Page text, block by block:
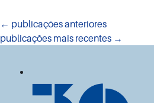
Navegação
por
posts
← publicações anteriores
publicações mais recentes →